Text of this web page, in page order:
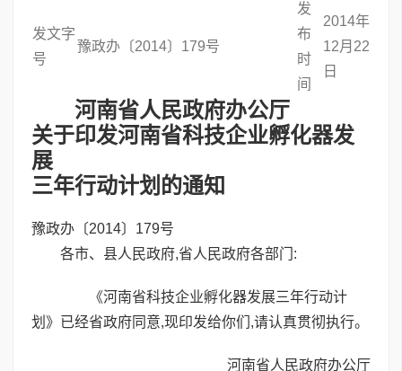
发文字
号
豫政办〔2014〕179号
发
布
时
间
2014年
12月22
日
河南省人民政府办公厅
关于印发河南省科技企业孵化器发
展
三年行动计划的通知
豫政办〔2014〕179号
各市、县人民政府,省人民政府各部门:
《河南省科技企业孵化器发展三年行动计
划》已经省政府同意,现印发给你们,请认真贯彻执行。
河南省人民政府办公厅